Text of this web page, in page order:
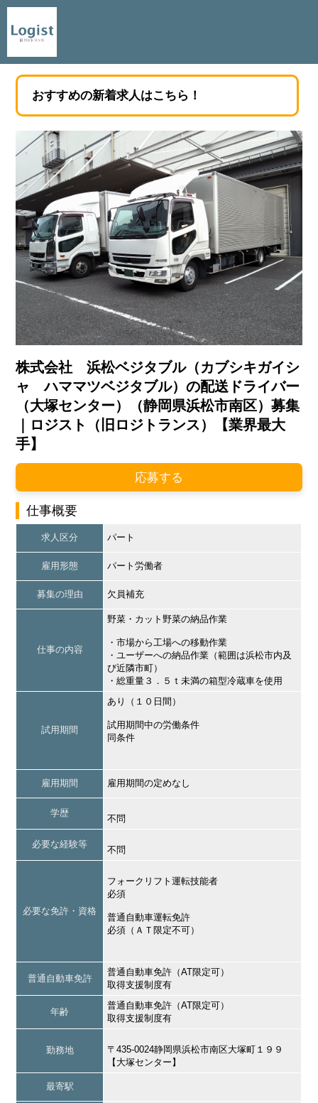
おすすめの新着求人はこちら！
株式会社 浜松ベジタブル（カブシキガイシ
ャ ハママツベジタブル）の配送ドライバー
（大塚センター）（静岡県浜松市南区）募集
｜ロジスト（旧ロジトランス）【業界最大
手】
応募する
仕事概要
求人区分 パート
雇用形態 パート労働者
募集の理由 欠員補充
仕事の内容
野菜・カット野菜の納品作業
・市場から工場への移動作業
・ユーザーへの納品作業（範囲は浜松市内及
び近隣市町）
・総重量３．５ｔ未満の箱型冷蔵車を使用
試用期間
あり（１０日間）
試用期間中の労働条件
同条件
雇用期間 雇用期間の定めなし
学歴
不問
必要な経験等
不問
必要な免許・資格
フォークリフト運転技能者
必須
普通自動車運転免許
必須（ＡＴ限定不可）
普通自動車免許
普通自動車免許（AT限定可）
取得支援制度有
年齢
普通自動車免許（AT限定可）
取得支援制度有
勤務地
〒435-0024静岡県浜松市南区大塚町１９９
【大塚センター】
最寄駅